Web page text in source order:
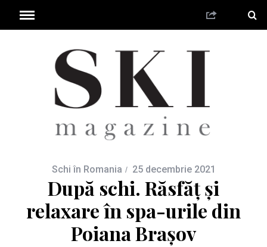
Schi în Romania 25 decembrie 2021
După schi. Răsfăț și
relaxare în spa-urile din
Poiana Brașov